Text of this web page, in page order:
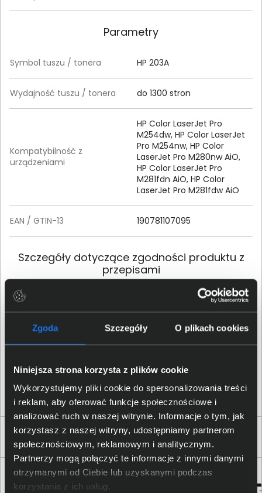
Zgoda Szczegóły O plikach cookies
Niniejsza strona korzysta z plików cookie
Wykorzystujemy pliki cookie do spersonalizowania treści
i reklam, aby oferować funkcje społecznościowe i
analizować ruch w naszej witrynie. Informacje o tym, jak
korzystasz z naszej witryny, udostępniamy partnerom
społecznościowym, reklamowym i analitycznym.
Partnerzy mogą połączyć te informacje z innymi danymi
otrzymanymi od Ciebie lub uzyskanymi podczas
korzystania z ich usług.
Parametry
Symbol tuszu / tonera HP 203A
Wydajność tuszu / tonera do 1300 stron
Kompatybilność z
urządzeniami
HP Color LaserJet Pro
M254dw, HP Color LaserJet
Pro M254nw, HP Color
LaserJet Pro M280nw AiO,
HP Color LaserJet Pro
M281fdn AiO, HP Color
LaserJet Pro M281fdw AiO
EAN / GTIN-13 190781107095
Szczegóły dotyczące zgodności produktu z
przepisami
Dane producenta
HP Inc.; 1501 Page Mill Road,
Palo Alto, CA 94304, United
States; Phone:+ 1 650-857-
1501
Osoba odpowiedzialna za
HP REG 23010; 08028
Barcelona, Spain; Email
contact:reg@hp.com
Produkty podobne